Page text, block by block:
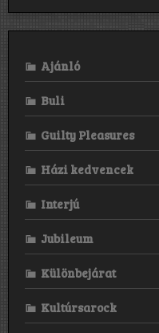
Ajánló
Buli
Guilty Pleasures
Házi kedvencek
Interjú
Jubileum
Különbejárat
Kultúrsarock